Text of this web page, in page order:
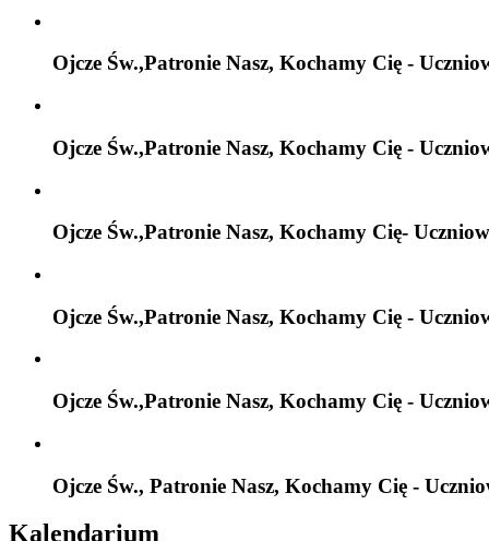
Ojcze Św.,Patronie Nasz, Kochamy Cię -
Ojcze Św.,Patronie Nasz, Kochamy Cię -
Ojcze Św.,Patronie Nasz, Kochamy Cię-
Ojcze Św.,Patronie Nasz, Kochamy Cię -
Ojcze Św.,Patronie Nasz, Kochamy Cię -
Ojcze Św., Patronie Nasz, Kochamy Cię -
Kalendarium